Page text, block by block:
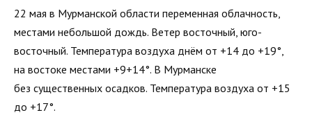
22 мая в Мурманской области переменная облачность,
местами небольшой дождь. Ветер восточный, юго-
восточный. Температура воздуха днём от +14 до +19°,
на востоке местами +9+14°. В Мурманске
без существенных осадков. Температура воздуха от +15
до +17°.